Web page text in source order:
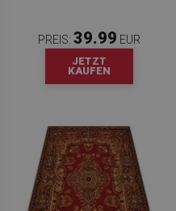
PREIS: 39.99 EUR
JETZT
KAUFEN